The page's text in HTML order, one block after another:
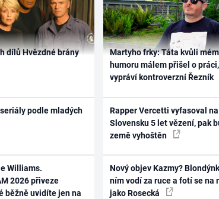
dílů Hvězdné brány
podle mladých
Williams.
2026 přiveze
běžně uvidíte jen na
Martyho frky: Táta kvůli
humoru málem přišel o práci,
vypráví kontroverzní Řezník
Rapper Vercetti vyfasoval na
Slovensku 5 let vězení, pak
země vyhoštěn
Nový objev Kazmy?
ním vodí za ruce a fotí se na
jako Rosecká